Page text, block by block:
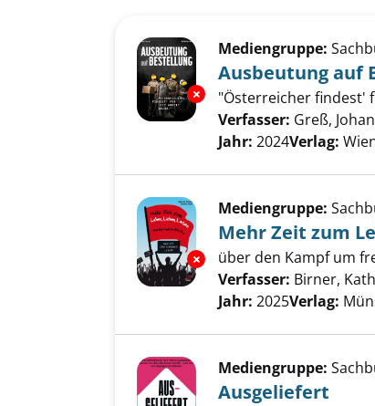
Exemplar-Details von
Mediengruppe:
Ausbeutung auf
"Österreicher findest'
Verfasser: Greß,
Jahr: 2024Verlag:
Exemplar-Details von
Mediengruppe:
Mehr Zeit zum
über den Kampf um
Verfasser: Birner,
Jahr: 2025Verlag:
Mediengruppe:
Ausgeliefert